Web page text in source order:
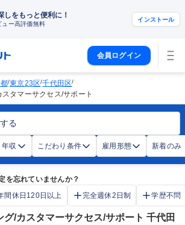
しをもっと便利に！
ュー高評価無料
インストール
会員ログイン
/東京23区/千代田区/
タマーサクセス/サポート
る
年収 こだわり条件 雇用形態 新着のみ
を忘れていませんか？
間休日120日以上 完全週休2日制 学歴不問
グ/カスタマーサクセス/サポート 千代田